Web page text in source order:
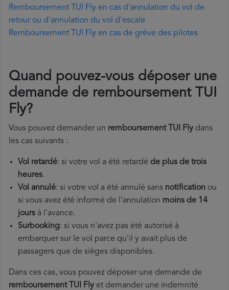
Remboursement TUI Fly en cas d'annulation du vol de
retour ou d'annulation du vol d'escale
Remboursement TUI Fly en cas de grève des pilotes
Quand pouvez-vous déposer une
demande de remboursement TUI
Fly?
Vous pouvez demander un remboursement TUI Fly dans
les cas suivants :
Vol retardé: si votre vol a été retardé de plus de trois
heures.
Vol annulé: si votre vol a été annulé sans notification ou
si vous avez été informé de l'annulation moins de 14
jours à l'avance.
Surbooking: si vous n'avez pas été autorisé à
embarquer sur le vol parce qu'il y avait plus de
passagers que de sièges disponibles.
Dans ces cas, vous pouvez déposer une demande de
remboursement TUI Fly et demander une indemnité